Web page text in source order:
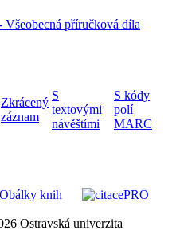
Všeobecná příručková díla
Zkrácený
záznam
S
textovými
návěštími
S kódy
polí
MARC
Ostravská univerzita